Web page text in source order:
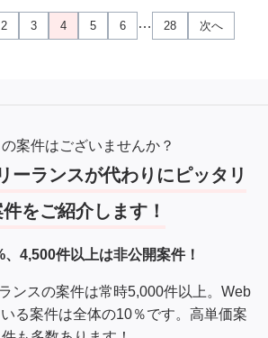
/ Amazon ECS
/ Tailwind CSS
に抵抗が無い方
己PCでご対応いただきます（PCに指定
2 3 4 5 6 … 28 次へ
案件はございませんか？
ーランスが代わりにピッタリ
をご紹介します！
、4,500件以上は非公開案件！
ンスの案件は常時5,000件以上。Web
る案件は全体の10％です。高単価案